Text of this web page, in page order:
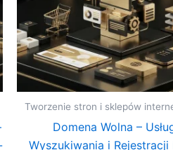
Tworzenie stron i sklepów
Domena Wolna –
Wyszukiwania i Rejestracji